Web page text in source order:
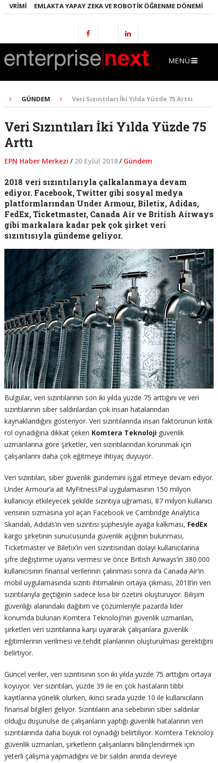
EMLAKTA YAPAY ZEKA VE ROBOTIK ÖĞRENME DÖNEMI
MENÜ
GÜNDEM Veri Sızıntıları İki Yılda Yüzde 75 Arttı
Veri Sızıntıları İki Yılda Yüzde 75
Arttı
EPN Haber Merkezi / 20 Eylül 2018/ Gündem
2018 veri sızıntılarıyla çalkalanmaya devam
ediyor. Facebook, Twitter gibi sosyal medya
platformlarından Under Armour, Biletix, Adidas,
FedEx, Ticketmaster, Canada Air ve British Airways
gibi markalara kadar pek çok şirket veri
sızıntısıyla gündeme geliyor.
Bulgular, veri sızıntılarının son iki yılda yüzde 75 arttığını ve veri
sızıntılarının siber saldırılardan çok insan hatalarından
kaynaklandığını gösteriyor. Veri sızıntılarında insan faktörünün kritik
rol oynadığına dikkat çeken Komtera Teknolojigüvenlik
uzmanlarına göre şirketler, veri sızıntılarından korunmak için
çalışanlarını daha çok eğitmeye ihtiyaç duyuyor.
Veri sızıntıları, siber güvenlik gündemini işgal etmeye devam ediyor.
Under Armour’a ait MyFitnessPal uygulamasının 150 milyon
kullanıcıyı etkileyecek şekilde sızıntıya uğraması, 87 milyon kullanıcı
verisinin sızmasına yol açan Facebook ve Cambridge Analytica
Skandalı, Adidas’ın veri sızıntısı şüphesiyle ayağa kalkması, FedEx
kargo şirketinin sunucusunda güvenlik açığının bulunması,
Ticketmaster ve Biletix’in veri sızıntısından dolayı kullanıcılarına
şifre değiştirme uyarısı vermesi ve önce British Airways’in 380.000
kullanıcısının finansal verilerinin çalınması sonra da Canada Air’in
mobil uygulamasında sızıntı ihtimalinin ortaya çıkması, 2018’in veri
sızıntılarıyla geçtiğinin sadece kısa bir özetini oluşturuyor. Bilişim
güvenliği alanındaki dağıtım ve çözümleriyle pazarda lider
konumda bulunan Komtera Teknoloji’nin güvenlik uzmanları,
şirketleri veri sızıntılarına karşı uyararak çalışanlara güvenlik
eğitimlerinin verilmesi ve tehdit planlarının oluşturulması gerektiğini
belirtiyor.
Güncel veriler, veri sızıntısının son iki yılda yüzde 75 arttığını ortaya
koyuyor. Ver sızıntıları, yüzde 39 ile en çok hastaların tıbbi
kayıtlarına yönelik olurken, ikinci sırada yüzde 10 ile kullanıcıların
finansal bilgileri geliyor. Sızıntıların ana sebebinin siber saldırılar
olduğu düşünülse de çalışanların yaptığı güvenlik hatalarının veri
sızıntılarında daha büyük rol oynadığı belirtiliyor. Komtera Teknoloji
güvenlik uzmanları, şirketlerin çalışanlarını bilinçlendirmek için
yeterli çalışma yapmadığını ve bir saldırı anında devreye